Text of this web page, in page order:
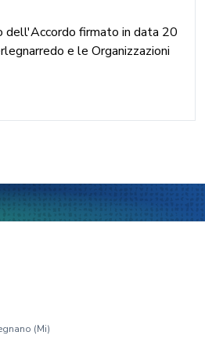
firmato in data 20
e le Organizzazioni
(Mi)